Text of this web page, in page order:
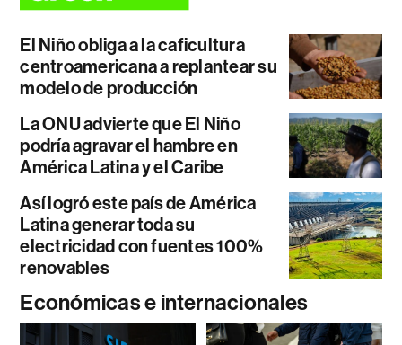
El Niño obliga a la caficultura
centroamericana a replantear su
modelo de producción
La ONU advierte que El Niño
podría agravar el hambre en
América Latina y el Caribe
Así logró este país de América
Latina generar toda su
electricidad con fuentes 100%
renovables
Económicas e internacionales